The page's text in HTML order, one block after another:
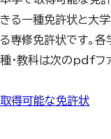
きる一種免許状と大
る専修免許状です。
種・教科は次のpdfフ
取得可能な免許状